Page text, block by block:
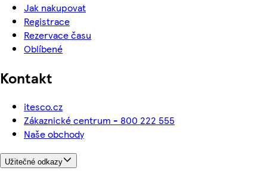
Jak nakupovat
Registrace
Rezervace času
Oblíbené
Kontakt
itesco.cz
Zákaznické centrum - 800 222 555
Naše obchody
Užitečné odkazy